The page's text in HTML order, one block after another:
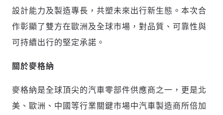
歡迎您加入《旭時報》
設計能力及製造專長，共塑未來出行新生態。本次合
作彰顯了雙方在歐洲及全球市場，對品質、可靠性與
可持續出行的堅定承諾。
關於麥格納
麥格納是全球頂尖的汽車零部件供應商之一，更是北
美、歐洲、中國等行業關鍵市場中汽車製造商所倍加